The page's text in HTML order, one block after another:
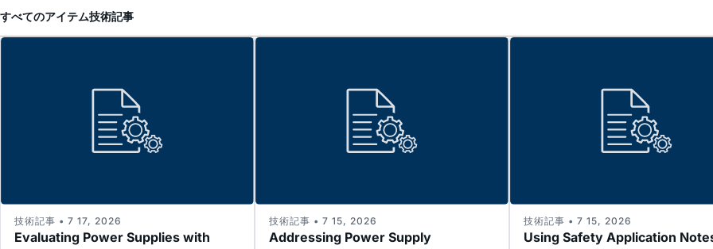
すべてのアイテム技術記事
Evaluating Power Supplies with
技術記事 • 7 17, 2026
Addressing Power Supply
技術記事 • 7 15, 2026
Using Safety Application
技術記事 • 7 15, 2026